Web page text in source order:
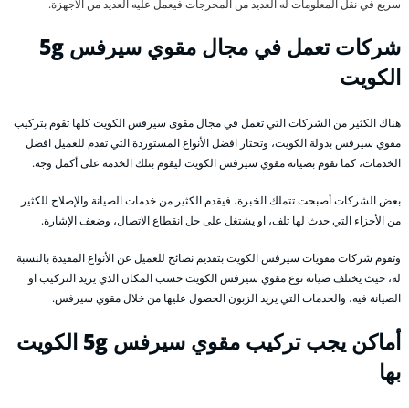
سريع في نقل المعلومات له العديد من المخرجات فيعمل عليه العديد من الأجهزة.
شركات تعمل في مجال مقوي سيرفس 5g
الكويت
هناك الكثير من الشركات التي تعمل في مجال مقوى سيرفس الكويت كلها تقوم بتركيب
مقوي سيرفس بدولة الكويت، وتختار افضل الأنواع المستوردة التي تقدم للعميل افضل
الخدمات، كما تقوم بصيانة مقوي سيرفس الكويت ليقوم بتلك الخدمة على أكمل وجه.
بعض الشركات أصبحت تتملك الخبرة، فيقدم الكثير من خدمات الصيانة والإصلاح للكثير
من الأجزاء التي حدث لها تلف، او يشتغل على حل انقطاع الاتصال، وضعف الإشارة.
وتقوم شركات مقويات سيرفس الكويت بتقديم نصائح للعميل عن الأنواع المفيدة بالنسبة
له، حيث يختلف صيانة نوع مقوي سيرفس الكويت حسب المكان الذي يريد التركيب او
الصيانة فيه، والخدمات التي يريد الزبون الحصول عليها من خلال مقوي سيرفس.
أماكن يجب تركيب مقوي سيرفس 5g الكويت
بها